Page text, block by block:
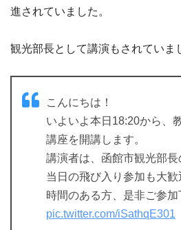
進されていました。
観光部長として講演もされていま
こんにちは！
いよいよ本日18:20から、
講座を開講します。
講演者は、函館市観光部長
当日の飛び入り参加も大歓
時間のある方、是非ご参加
pic.twitter.com/iSathqE301